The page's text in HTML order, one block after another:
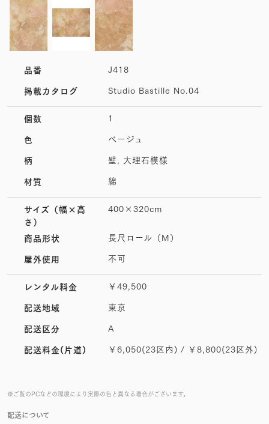
※ご覧のPCなどの環境により実際の色と異なる場合がございます。
配送について
品番 J418
掲載カタログ Studio Bastille No.04
個数 1
色 ベージュ
柄 壁, 大理石模様
材質 綿
サイズ （幅×高
さ）
400×320cm
商品形状 長尺ロール（M）
屋外使用 不可
レンタル料金 ￥49,500
配送地域 東京
配送区分 A
配送料金(片道) ￥6,050(23区内) / ￥8,800(23区外)